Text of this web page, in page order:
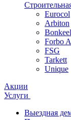
Eurocol
Arbiton
Bonkeel
Forbo
FSG
Tarkett
Unique
Акции
Услуги
Выездная